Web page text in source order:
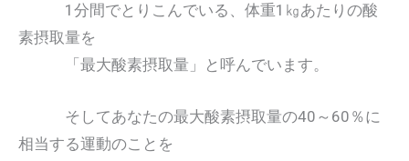
1分間でとりこんでいる、体重1㎏あたりの酸
素摂取量を
「最大酸素摂取量」と呼んでいます。
そしてあなたの最大酸素摂取量の40～60％に
相当する運動のことを